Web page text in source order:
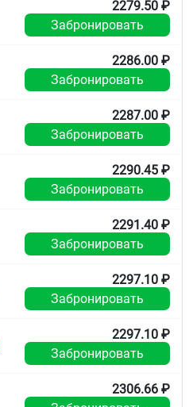
2279.50 ₽
Забронировать
2286.00 ₽
Забронировать
2287.00 ₽
Забронировать
2290.45 ₽
Забронировать
2291.40 ₽
Забронировать
2297.10 ₽
Забронировать
2297.10 ₽
Забронировать
2306.66 ₽